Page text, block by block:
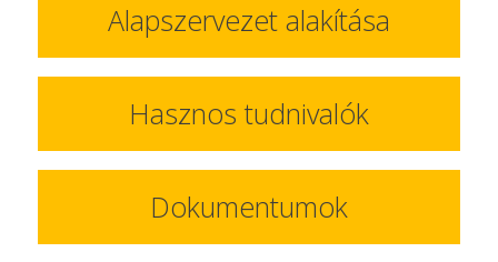
Alapszervezet alakítása
Hasznos tudnivalók
Dokumentumok